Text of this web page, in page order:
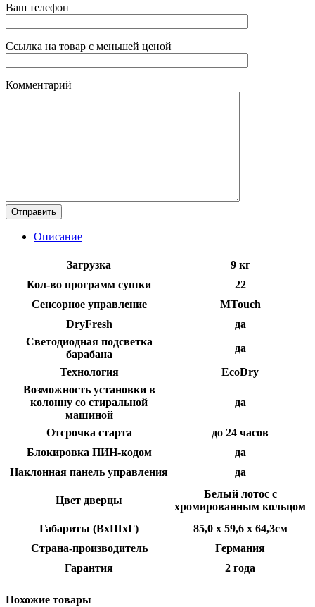
Ваш телефон
Ссылка на товар с меньшей ценой
Комментарий
Описание
Загрузка
9 кг
Кол-во программ сушки
22
Сенсорное управление
MTouch
DryFresh
да
Светодиодная подсветка
барабана
да
Технология
EcoDry
Возможность установки в
колонну со стиральной
машиной
да
Отсрочка старта
до 24 часов
Блокировка ПИН-кодом
да
Наклонная панель управления
да
Цвет дверцы
Белый лотос с
хромированным кольцом
Габариты (ВхШхГ)
85,0 x 59,6 x 64,3см
Страна-производитель
Германия
Гарантия
2 года
Похожие товары